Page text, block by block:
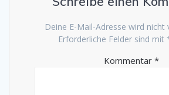
Deine E-Mail-Adresse wird nicht
Erforderliche Felder sind mit
Kommentar *